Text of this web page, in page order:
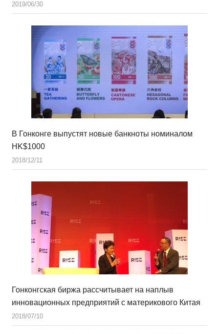
2019/06/30
В Гонконге выпустят новые банкноты номиналом
HK$1000
2018/12/11
Гонконгская биржа рассчитывает на наплыв
инновационных предприятий с материкового Китая
2018/07/10